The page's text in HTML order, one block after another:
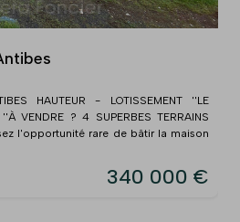
HAUTEUR - LOTISSEMENT ''LE
VENDRE ? 4 SUPERBES TERRAINS
l'opportunité rare de bâtir la maison
340 000 €